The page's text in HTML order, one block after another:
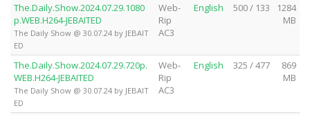
The.Daily.Show.2024.07.29.1080
p.WEB.H264-JEBAITED
The Daily Show @ 30.07.24 by JEBAIT
ED
Web-
Rip
AC3
English 500 / 133
1284
MB
The.Daily.Show.2024.07.29.720p.
WEB.H264-JEBAITED
The Daily Show @ 30.07.24 by JEBAIT
ED
Web-
Rip
AC3
English 325 / 477
869
MB